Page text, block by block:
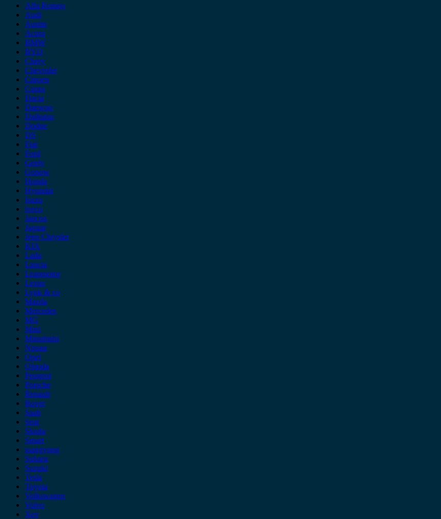
Alfa Romeo
Audi
Austin
Acura
BMW
BYD
Chery
Chevrolet
Citroen
Cupra
Dacia
Daewoo
Daihatsu
Dodge
DS
Fiat
Ford
Geely
Gonow
Honda
Hyundai
Isuzu
iveco
Jaecoo
Jaguar
Jeep Chrysler
KIA
Lada
Lancia
Leapmotor
Lexus
Lynk & co
Mazda
Mercedes
MG
Mini
Mitsubishi
Nissan
Opel
Omoda
Peugeot
Porsche
Renault
Rover
Saab
Seat
Skoda
Smart
ssangyong
Subaru
Suzuki
Tesla
Toyota
Volkswagen
Volvo
Xev